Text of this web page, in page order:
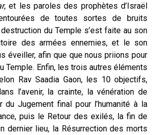
, et les paroles des prophètes d’Israël
de toutes sortes de bruits
du Temple s’est faite au son
des armées ennemies, et le son
éveiller, afin que que nous priions pour
Temple. Enfin, les trois autres éléments
Rav Saadia Gaon, les 10 objectifs,
l’avenir, la crainte, la vénération de
du Jugement final pour l’humanité à la
puis le Retour des exilés, la fin de
dernier lieu, la Résurrection des morts